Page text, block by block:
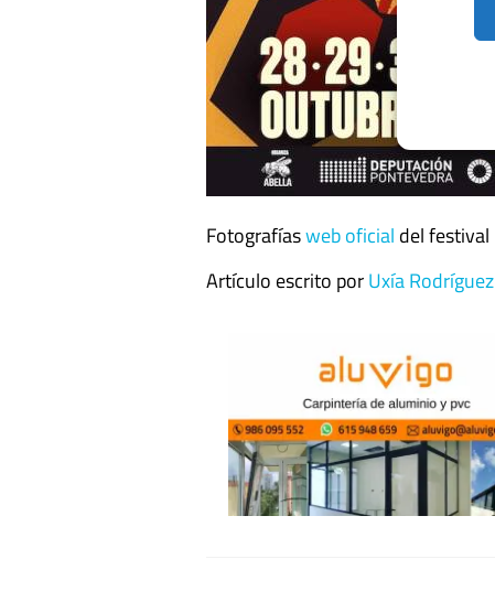
Fotografíasweb oficial del festival
Artículo escrito porUxía Rodríguez